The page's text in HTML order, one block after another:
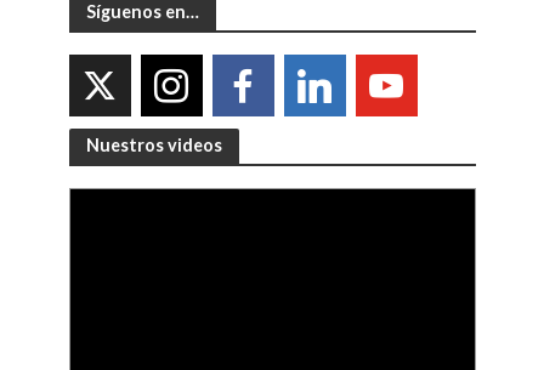
Síguenos en…
Nuestros videos